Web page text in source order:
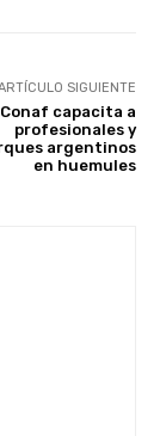
SIGUIENTE
Conaf capacita a
profesionales y
argentinos
en huemules